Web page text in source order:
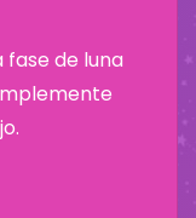
fase de luna